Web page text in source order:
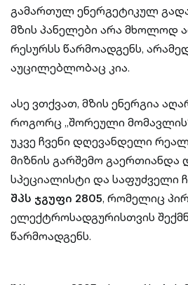
გამართულ ენერგეტიკულ
მზის პანელები არა მხოლოდ
რესურსს წარმოადგენს,
აუცილებლობაც კია.
ასე ვთქვათ, მზის ენერგია
როგორც „შორეული
უკვე ჩვენი დღევანდელი
მიზნის გარშემო გაერთიანდა
სპეციალისტი და საფუძველი
შპს ჯგუფი 2805, რომელიც
ელექტროსადგურისთვის
წარმოადგენს.